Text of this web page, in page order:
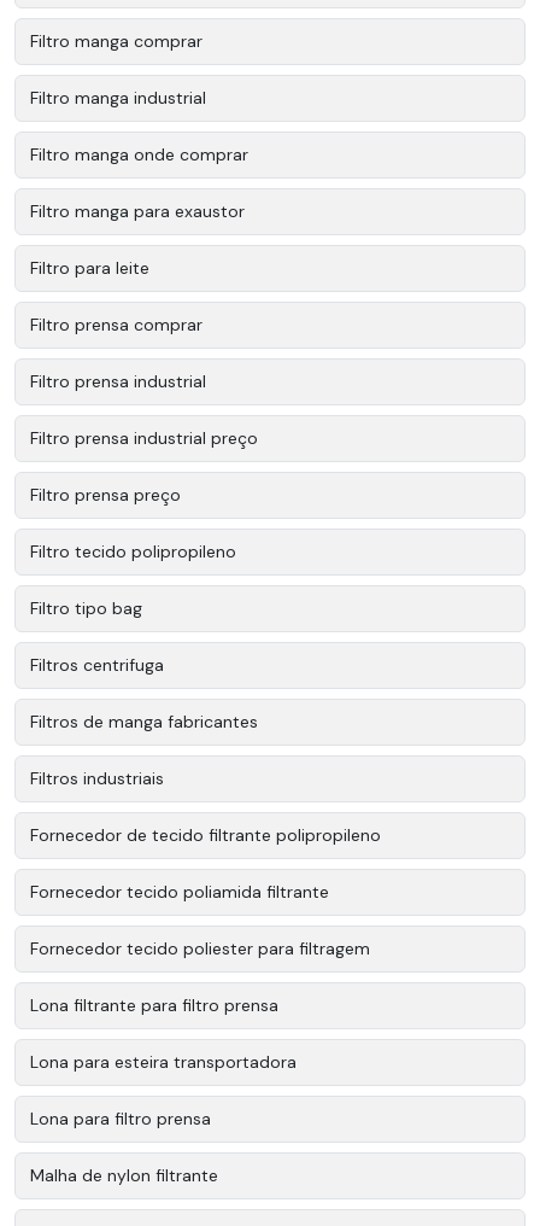
Filtro manga comprar
Filtro manga industrial
Filtro manga onde comprar
Filtro manga para exaustor
Filtro para leite
Filtro prensa comprar
Filtro prensa industrial
Filtro prensa industrial preço
Filtro prensa preço
Filtro tecido polipropileno
Filtro tipo bag
Filtros centrifuga
Filtros de manga fabricantes
Filtros industriais
Fornecedor de tecido filtrante polipropileno
Fornecedor tecido poliamida filtrante
Fornecedor tecido poliester para filtragem
Lona filtrante para filtro prensa
Lona para esteira transportadora
Lona para filtro prensa
Malha de nylon filtrante